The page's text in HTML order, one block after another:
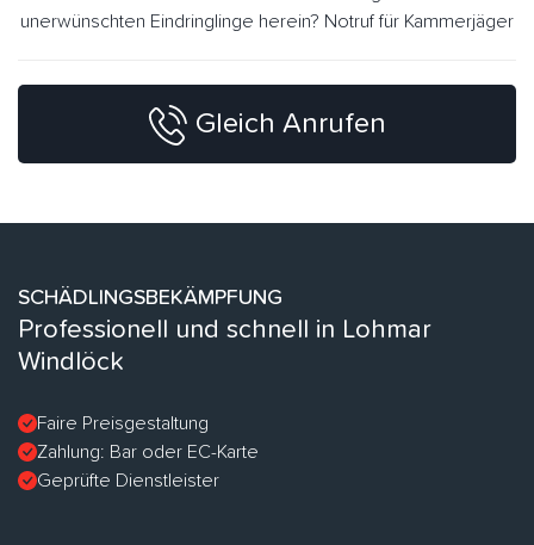
unerwünschten Eindringlinge herein? Notruf für Kammerjäger
Gleich Anrufen
SCHÄDLINGSBEKÄMPFUNG
Professionell und schnell in Lohmar
Windlöck
Faire Preisgestaltung
Zahlung: Bar oder EC-Karte
Geprüfte Dienstleister